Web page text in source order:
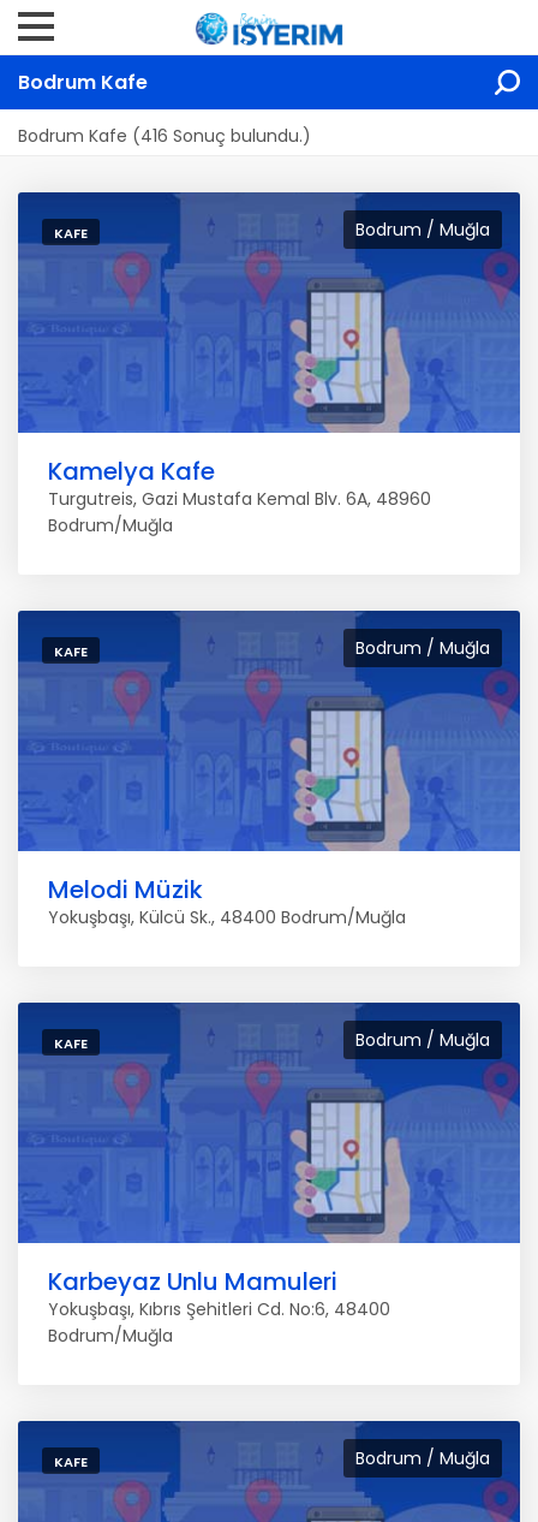
Bodrum Kafe
Bodrum Kafe (416 Sonuç bulundu.)
Bodrum / Muğla
KAFE
Kamelya Kafe
Turgutreis, Gazi Mustafa Kemal Blv. 6A, 48960
Bodrum/Muğla
Bodrum / Muğla
KAFE
Melodi Müzik
Yokuşbaşı, Külcü Sk., 48400 Bodrum/Muğla
Bodrum / Muğla
KAFE
Karbeyaz Unlu Mamuleri
Yokuşbaşı, Kıbrıs Şehitleri Cd. No:6, 48400
Bodrum/Muğla
Bodrum / Muğla
KAFE